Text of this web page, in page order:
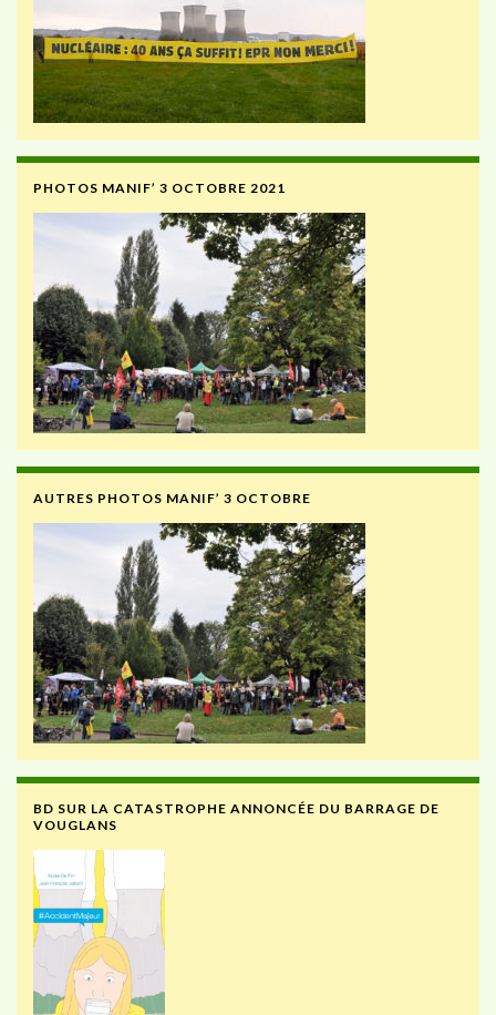
PHOTOS MANIF’ 3 OCTOBRE 2021
AUTRES PHOTOS MANIF’ 3 OCTOBRE
BD SUR LA CATASTROPHE ANNONCÉE DU BARRAGE DE
VOUGLANS